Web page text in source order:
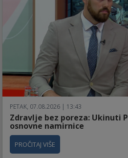
PETAK, 07.08.2026 | 13:43
Zdravlje bez poreza: Ukinuti
osnovne namirnice
PROČITAJ VIŠE